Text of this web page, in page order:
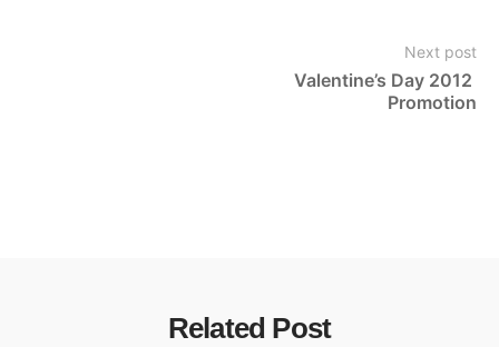
Next post
Valentine’s Day 2012
Promotion
Related Post